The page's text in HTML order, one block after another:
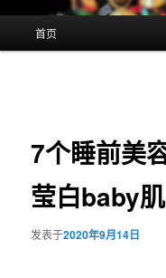
首页
7个睡前美
莹白baby肌
发表于2020年9月14日